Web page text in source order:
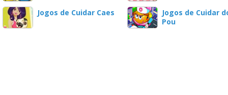
Jogos de Cuidar Caes
Jogos de Cuidar
Pou